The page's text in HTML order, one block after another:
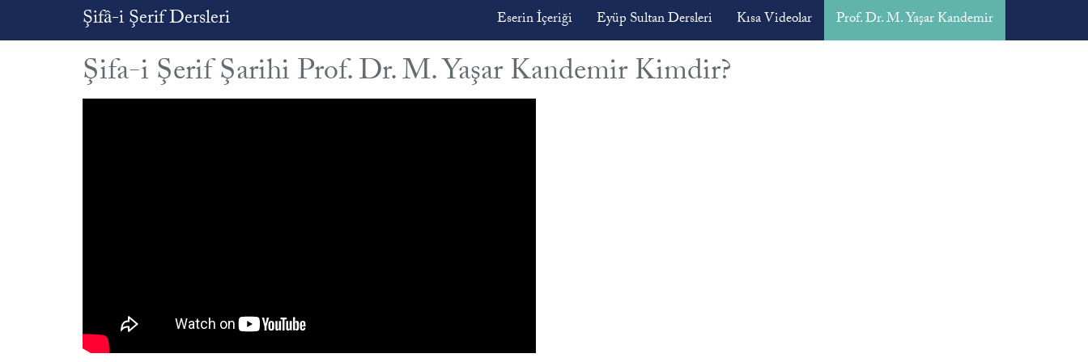
Şifâ-i Şerif Dersleri Eserin İçeriği Eyüp Sultan Dersleri Kısa Videolar Prof. Dr. M. Yaşar Kandemir
Şifa-i Şerif Şarihi Prof. Dr. M. Yaşar Kandemir Kimdir?